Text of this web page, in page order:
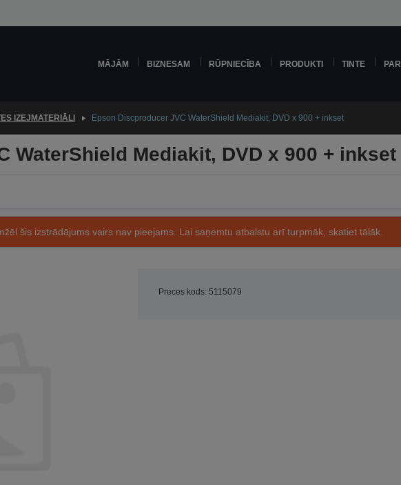
MĀJĀM BIZNESAM RŪPNIECĪBA PRODUKTI TINTE PAR
IZEJMATERIĀLI Epson Discproducer JVC WaterShield Mediakit, DVD x 900 + inkset
WaterShield Mediakit, DVD x 900 + inkset
šis izstrādājums vairs nav pieejams. Lai saņemtu atbalstu arī turpmāk, skatiet tālāk.
Preces kods: 5115079